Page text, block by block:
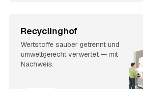
Recyclinghof
Wertstoffe sauber getrennt und
umweltgerecht verwertet — mit
Nachweis.